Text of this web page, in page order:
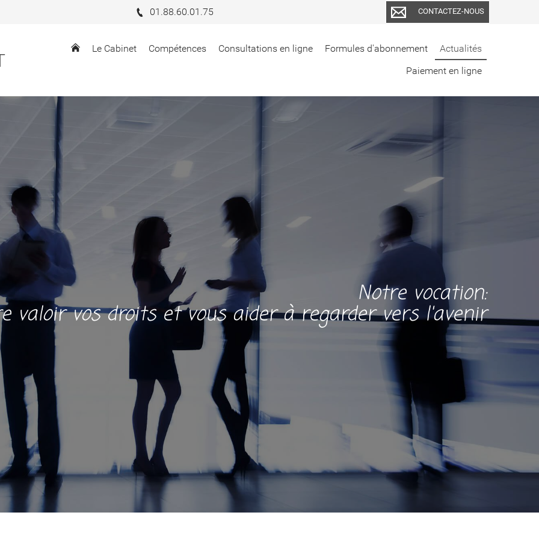
Le Cabinet Compétences Consultations en ligne Formules d'abonnement
Actualités
Paiement en ligne
01.88.60.01.75 CONTACTEZ-NOUS
Notre vocation:
valoir vos droits et vous aider à regarder vers l'avenir